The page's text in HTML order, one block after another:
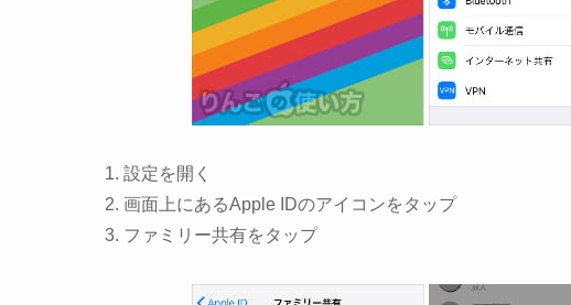
設定を開く
画面上にあるApple IDのアイコンをタップ
ファミリー共有をタップ